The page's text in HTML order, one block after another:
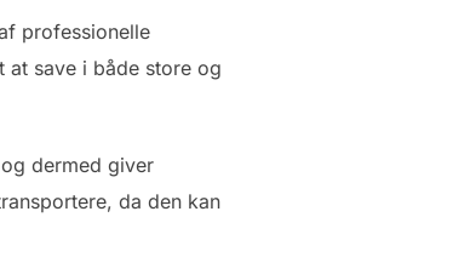
professionelle
at save i både store og
dermed giver
da den kan